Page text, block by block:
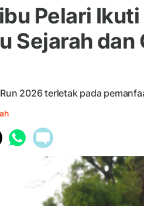
Pelari
Sejarah
2026 terletak pada